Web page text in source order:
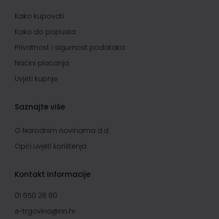
Kako kupovati
Kako do popusta
Privatnost i sigurnost podataka
Načini plaćanja
Uvjeti kupnje
Saznajte više
O Narodnim novinama d.d.
Opći uvjeti korištenja
Kontakt informacije
01 650 28 80
e-trgovina@nn.hr